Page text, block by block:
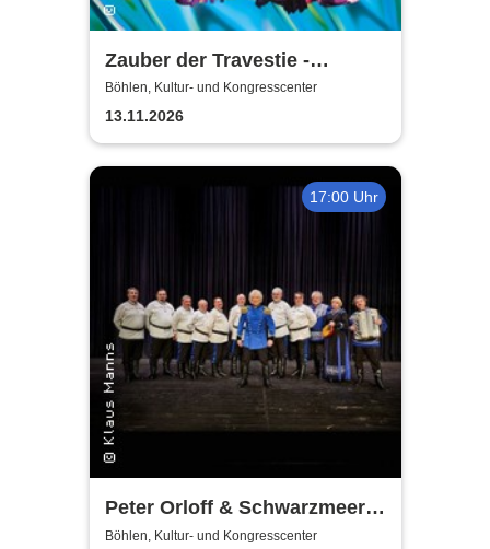
Zauber der Travestie -
Fräulein Luise und ihr
Ensemble - das Original
Böhlen, Kultur- und Kongresscenter
13.11.2026
17:00 Uhr
Peter Orloff & Schwarzmeer
Kosaken Chor - Die
Böhlen, Kultur- und Kongresscenter